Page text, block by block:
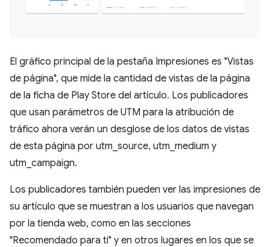
El gráfico principal de la pestaña Impresiones es "Vistas
de página", que mide la cantidad de vistas de la página
de la ficha de Play Store del artículo. Los publicadores
que usan parámetros de UTM para la atribución de
tráfico ahora verán un desglose de los datos de vistas
de esta página por utm_source, utm_medium y
utm_campaign.
Los publicadores también pueden ver las impresiones de
su artículo que se muestran a los usuarios que navegan
por la tienda web, como en las secciones
"Recomendado para ti" y en otros lugares en los que se